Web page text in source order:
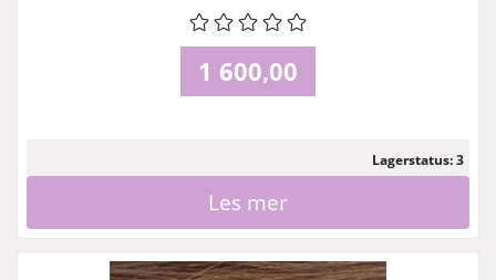
1 600,00
Lagerstatus: 3
Les mer